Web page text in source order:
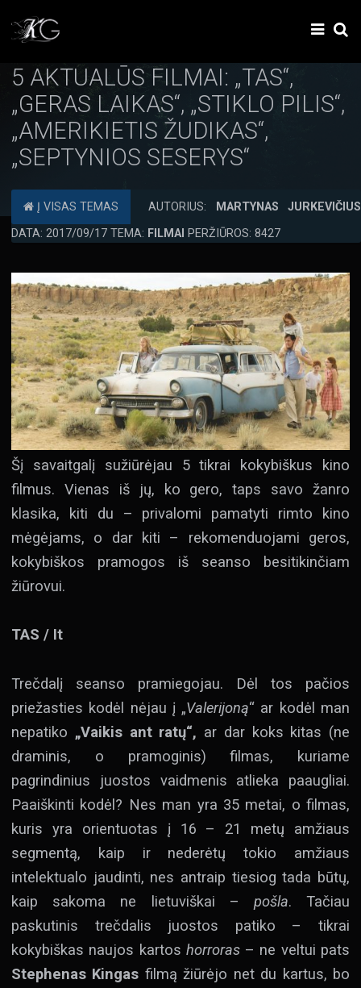
5 AKTUALŪS FILMAI: „TAS“,
„GERAS LAIKAS“, „STIKLO PILIS“,
„AMERIKIETIS ŽUDIKAS“,
„SEPTYNIOS SESERYS“
Į VISAS TEMAS AUTORIUS:
MARTYNAS JURKEVIČIUS
DATA: 2017/09/17 TEMA: FILMAI PERŽIŪROS: 8427
Šį savaitgalį sužiūrėjau 5 tikrai kokybiškus kino
filmus. Vienas iš jų, ko gero, taps savo žanro
klasika, kiti du – privalomi pamatyti rimto kino
mėgėjams, o dar kiti – rekomenduojami geros,
kokybiškos pramogos iš seanso besitikinčiam
žiūrovui.
TAS / It
Trečdalį seanso pramiegojau. Dėl tos pačios
priežasties kodėl nėjau į „Valerijoną“ ar kodėl man
nepatiko „Vaikis ant ratų“, ar dar koks kitas (ne
draminis, o pramoginis) filmas, kuriame
pagrindinius juostos vaidmenis atlieka paaugliai.
Paaiškinti kodėl? Nes man yra 35 metai, o filmas,
kuris yra orientuotas į 16 – 21 metų amžiaus
segmentą, kaip ir nederėtų tokio amžiaus
intelektualo jaudinti, nes antraip tiesiog tada būtų,
kaip sakoma ne lietuviškai – pošla. Tačiau
paskutinis trečdalis juostos patiko – tikrai
kokybiškas naujos kartos horroras– ne veltui pats
Stephenas Kingas filmą žiūrėjo net du kartus, bo